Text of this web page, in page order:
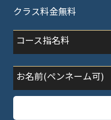
クラス料金無料
コース指名料
お名前(ペンネーム可)